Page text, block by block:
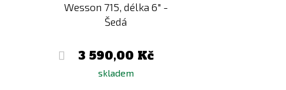
Wesson 715, délka 6" -
Šedá
3 590,00 Kč
skladem